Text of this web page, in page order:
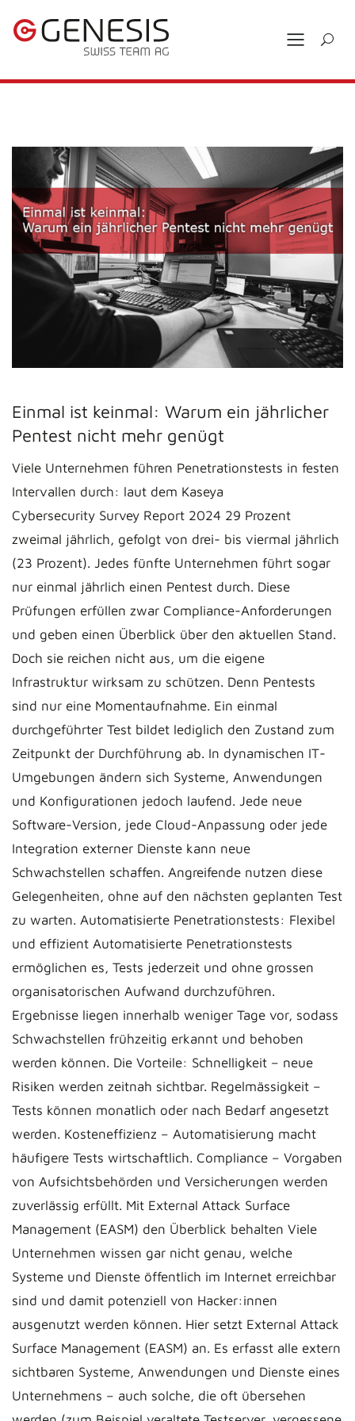
Einmal ist keinmal: Warum ein jährlicher
Pentest nicht mehr genügt
Viele Unternehmen führen Penetrationstests in festen
Intervallen durch: laut dem Kaseya
Cybersecurity Survey Report 2024 29 Prozent
zweimal jährlich, gefolgt von drei- bis viermal jährlich
(23 Prozent). Jedes fünfte Unternehmen führt sogar
nur einmal jährlich einen Pentest durch. Diese
Prüfungen erfüllen zwar Compliance-Anforderungen
und geben einen Überblick über den aktuellen Stand.
Doch sie reichen nicht aus, um die eigene
Infrastruktur wirksam zu schützen. Denn Pentests
sind nur eine Momentaufnahme. Ein einmal
durchgeführter Test bildet lediglich den Zustand zum
Zeitpunkt der Durchführung ab. In dynamischen IT-
Umgebungen ändern sich Systeme, Anwendungen
und Konfigurationen jedoch laufend. Jede neue
Software-Version, jede Cloud-Anpassung oder jede
Integration externer Dienste kann neue
Schwachstellen schaffen. Angreifende nutzen diese
Gelegenheiten, ohne auf den nächsten geplanten Test
zu warten. Automatisierte Penetrationstests: Flexibel
und effizient Automatisierte Penetrationstests
ermöglichen es, Tests jederzeit und ohne grossen
organisatorischen Aufwand durchzuführen.
Ergebnisse liegen innerhalb weniger Tage vor, sodass
Schwachstellen frühzeitig erkannt und behoben
werden können. Die Vorteile: Schnelligkeit – neue
Risiken werden zeitnah sichtbar. Regelmässigkeit –
Tests können monatlich oder nach Bedarf angesetzt
werden. Kosteneffizienz – Automatisierung macht
häufigere Tests wirtschaftlich. Compliance – Vorgaben
von Aufsichtsbehörden und Versicherungen werden
zuverlässig erfüllt. Mit External Attack Surface
Management (EASM) den Überblick behalten Viele
Unternehmen wissen gar nicht genau, welche
Systeme und Dienste öffentlich im Internet erreichbar
sind und damit potenziell von Hacker:innen
ausgenutzt werden können. Hier setzt External Attack
Surface Management (EASM) an. Es erfasst alle extern
sichtbaren Systeme, Anwendungen und Dienste eines
Unternehmens – auch solche, die oft übersehen